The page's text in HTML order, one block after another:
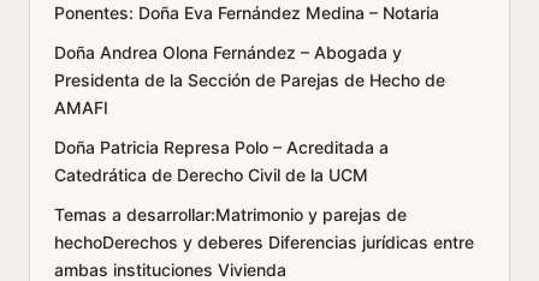
Ponentes: Doña Eva Fernández Medina – Notaria
Doña Andrea Olona Fernández – Abogada y
Presidenta de la Sección de Parejas de Hecho de
AMAFI
Doña Patricia Represa Polo – Acreditada a
Catedrática de Derecho Civil de la UCM
Temas a desarrollar:Matrimonio y parejas de
hechoDerechos y deberes Diferencias jurídicas entre
ambas instituciones Vivienda